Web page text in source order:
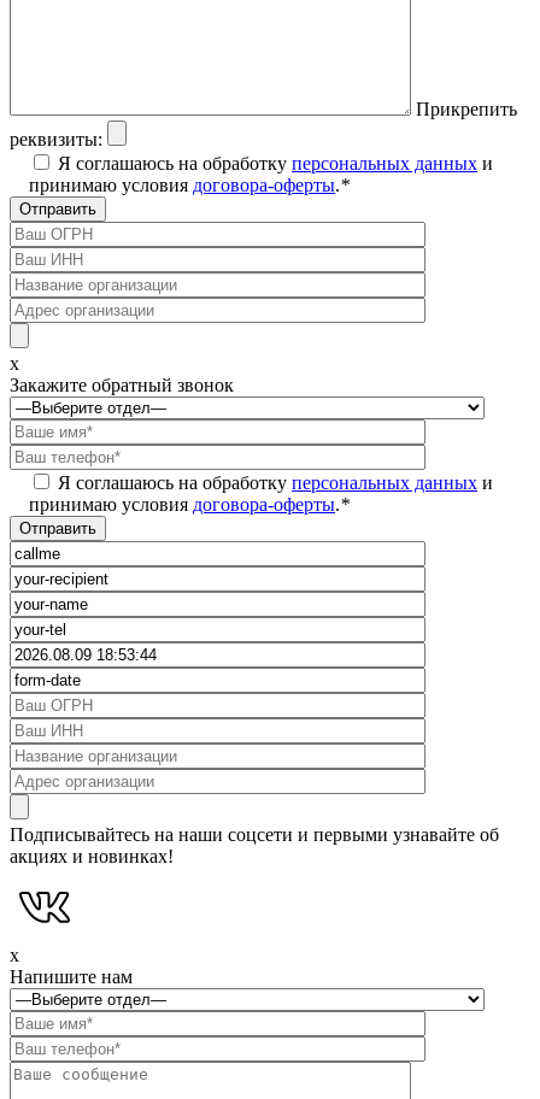
Прикрепить
реквизиты:
Я соглашаюсь на обработку персональных данных и
принимаю условия договора-оферты.*
x
Закажите обратный звонок
Я соглашаюсь на обработку персональных данных и
принимаю условия договора-оферты.*
Подписывайтесь на наши соцсети и первыми узнавайте об
акциях и новинках!
x
Напишите нам